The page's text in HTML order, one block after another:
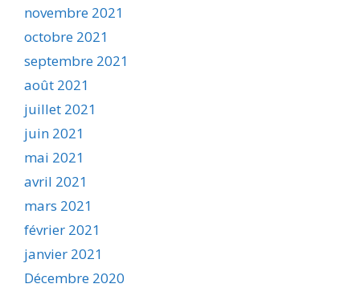
novembre 2021
octobre 2021
septembre 2021
août 2021
juillet 2021
juin 2021
mai 2021
avril 2021
mars 2021
février 2021
janvier 2021
Décembre 2020